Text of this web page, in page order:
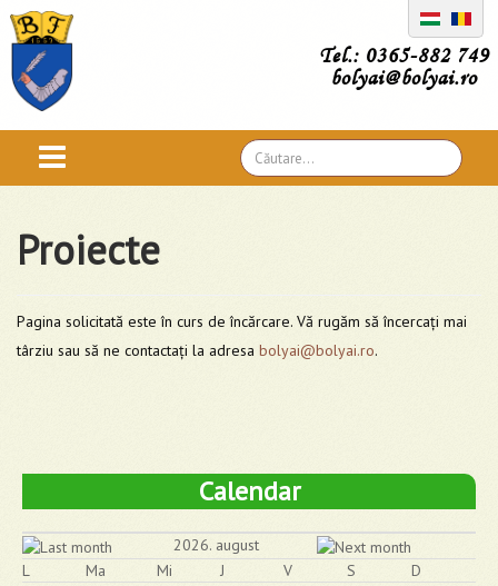
Tel.: 0365-882 749
bolyai@bolyai.ro
Căutare
...
Proiecte
Pagina solicitată este în curs de încărcare. Vă rugăm să încercați mai
târziu sau să ne contactați la adresa bolyai@bolyai.ro.
Calendar
2026. august
L
Ma Mi J V S
D